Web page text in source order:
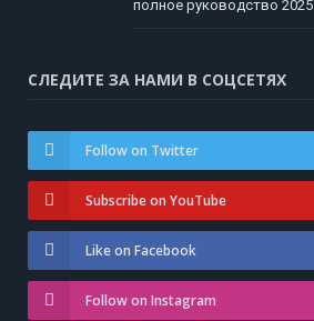
полное руководство 2025
СЛЕДИТЕ ЗА НАМИ В СОЦСЕТЯХ
Follow on Twitter
Subscribe on YouTube
Like on Facebook
Follow on Instagram